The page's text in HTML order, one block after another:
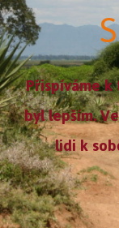
Přispívámek
byl lepším.
lidi k